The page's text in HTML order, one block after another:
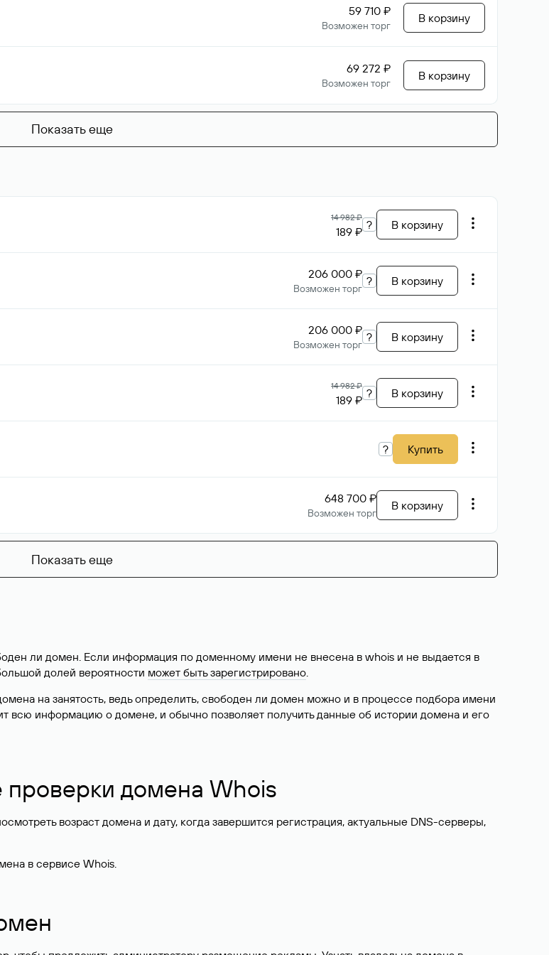
59 710 ₽
Возможен торг
В корзину
69 272 ₽
Возможен торг
В корзину
Показать еще
14 982 ₽
189 ₽ ? В корзину
206 000 ₽
Возможен торг
? В корзину
206 000 ₽
Возможен торг
? В корзину
14 982 ₽
189 ₽ ? В корзину
? Купить
648 700 ₽
Возможен торг
В корзину
Показать еще
ли домен. Если информация по доменному имени не внесена в whois и не выдается в
долей вероятности может быть зарегистрировано.
на занятость, ведь определить, свободен ли домен можно и в процессе подбора имени
всю информацию о домене, и обычно позволяет получить данные об истории домена и его
домена Whois
возраст домена и дату, когда завершится регистрация, актуальные DNS-серверы,
в сервисе Whois.